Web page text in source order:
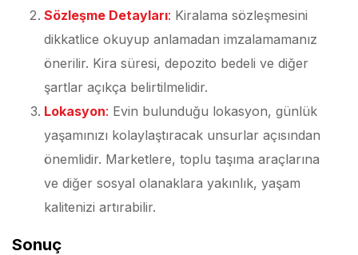
Sözleşme Detayları: Kiralama sözleşmesini
dikkatlice okuyup anlamadan imzalamamanız
önerilir. Kira süresi, depozito bedeli ve diğer
şartlar açıkça belirtilmelidir.
Lokasyon: Evin bulunduğu lokasyon, günlük
yaşamınızı kolaylaştıracak unsurlar açısından
önemlidir. Marketlere, toplu taşıma araçlarına
ve diğer sosyal olanaklara yakınlık, yaşam
kalitenizi artırabilir.
Sonuç